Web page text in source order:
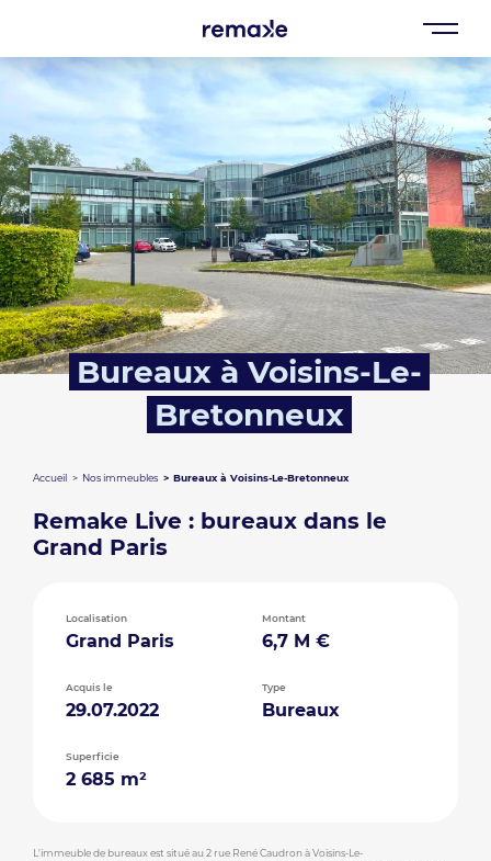
Bureaux à Voisins-Le-
Bretonneux
Accueil Nos immeubles Bureaux à Voisins-Le-Bretonneux
Remake Live : bureaux dans le
Grand Paris
Localisation
Grand Paris
Montant
6,7 M €
Acquis le
29.07.2022
Type
Bureaux
Superficie
2 685 m²
L'immeuble de bureaux est situé au 2 rue René Caudron à Voisins-Le-